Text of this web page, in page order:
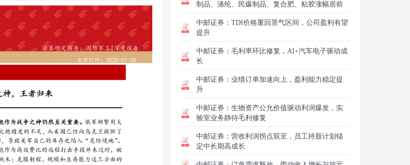
制品、涤纶、民爆制品、复合肥、粘胶涨幅居前
中邮证券： TDI价格重回景气区间，公司盈利有望
提升
中邮证券： 毛利率环比修复，AI+汽车电子驱动成
长
中邮证券： 业绩订单加速向上，盈利能力稳定提
升
中邮证券： 生物资产公允价值驱动利润爆发，实
验室业务静待毛利修复
中邮证券： 营收利润拐点双至，员工持股计划锚
定中长期高成长